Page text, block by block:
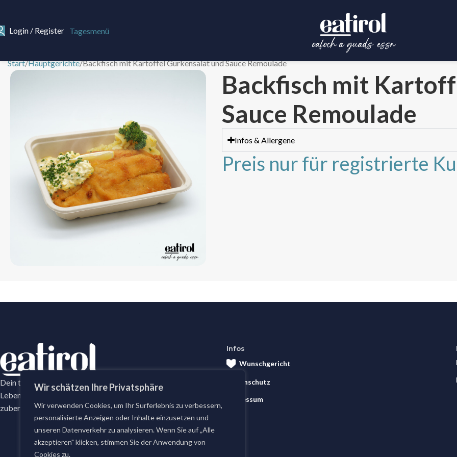
Wir schätzen Ihre Privatsphäre
Wir verwenden Cookies, um Ihr Surferlebnis zu verbessern,
personalisierte Anzeigen oder Inhalte einzusetzen und
unseren Datenverkehr zu analysieren. Wenn Sie auf „Alle
akzeptieren" klicken, stimmen Sie der Anwendung von
Cookies zu.
Login / Register Tagesmenü
Start Hauptgerichte Backfisch mit Kartoffel Gurkensalat und Sauce Remoulade
Backfisch mit
Sauce Remoulade
Infos & Allergene
Preis nur für registrierte
Dein tägliches Frische-Versprechen mit erstklassige
Lebensmittel. Bei eatirol bestellst du täglich frisch
zubereitete Gerichte und erstklassige Lebensmittel.
Infos
Wunschgericht
Datenschutz
Impressum